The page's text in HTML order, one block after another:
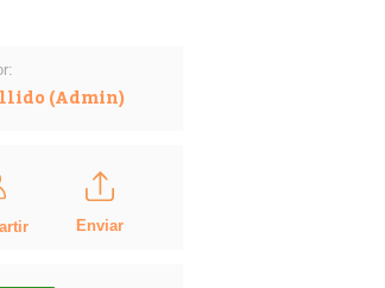
(Admin)
Enviar